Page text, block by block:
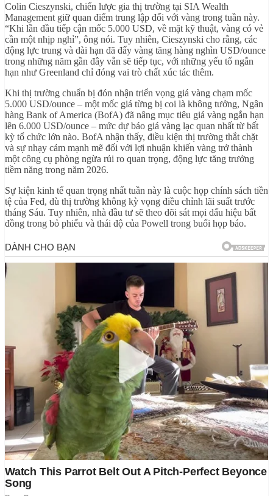
Colin Cieszynski, chiến lược gia thị trường tại SIA Wealth
Management giữ quan điểm trung lập đối với vàng trong tuần này.
“Khi lần đầu tiếp cận mốc 5.000 USD, về mặt kỹ thuật, vàng có vẻ
cần một nhịp nghỉ”, ông nói. Tuy nhiên, Cieszynski cho rằng, các
động lực trung và dài hạn đã đẩy vàng tăng hàng nghìn USD/ounce
trong những năm gần đây vẫn sẽ tiếp tục, với những yếu tố ngắn
hạn như Greenland chỉ đóng vai trò chất xúc tác thêm.
Khi thị trường chuẩn bị đón nhận triển vọng giá vàng chạm mốc
5.000 USD/ounce – một mốc giá từng bị coi là không tưởng, Ngân
hàng Bank of America (BofA) đã nâng mục tiêu giá vàng ngắn hạn
lên 6.000 USD/ounce – mức dự báo giá vàng lạc quan nhất từ bất
kỳ tổ chức lớn nào. BofA nhận thấy, điều kiện thị trường thắt chặt
và sự nhạy cảm mạnh mẽ đối với lợi nhuận khiến vàng trở thành
một công cụ phòng ngừa rủi ro quan trọng, động lực tăng trưởng
tiềm năng trong năm 2026.
Sự kiện kinh tế quan trọng nhất tuần này là cuộc họp chính sách tiền
tệ của Fed, dù thị trường không kỳ vọng điều chỉnh lãi suất trước
tháng Sáu. Tuy nhiên, nhà đầu tư sẽ theo dõi sát mọi dấu hiệu bất
đồng trong bỏ phiếu và thái độ của Powell trong buổi họp báo.